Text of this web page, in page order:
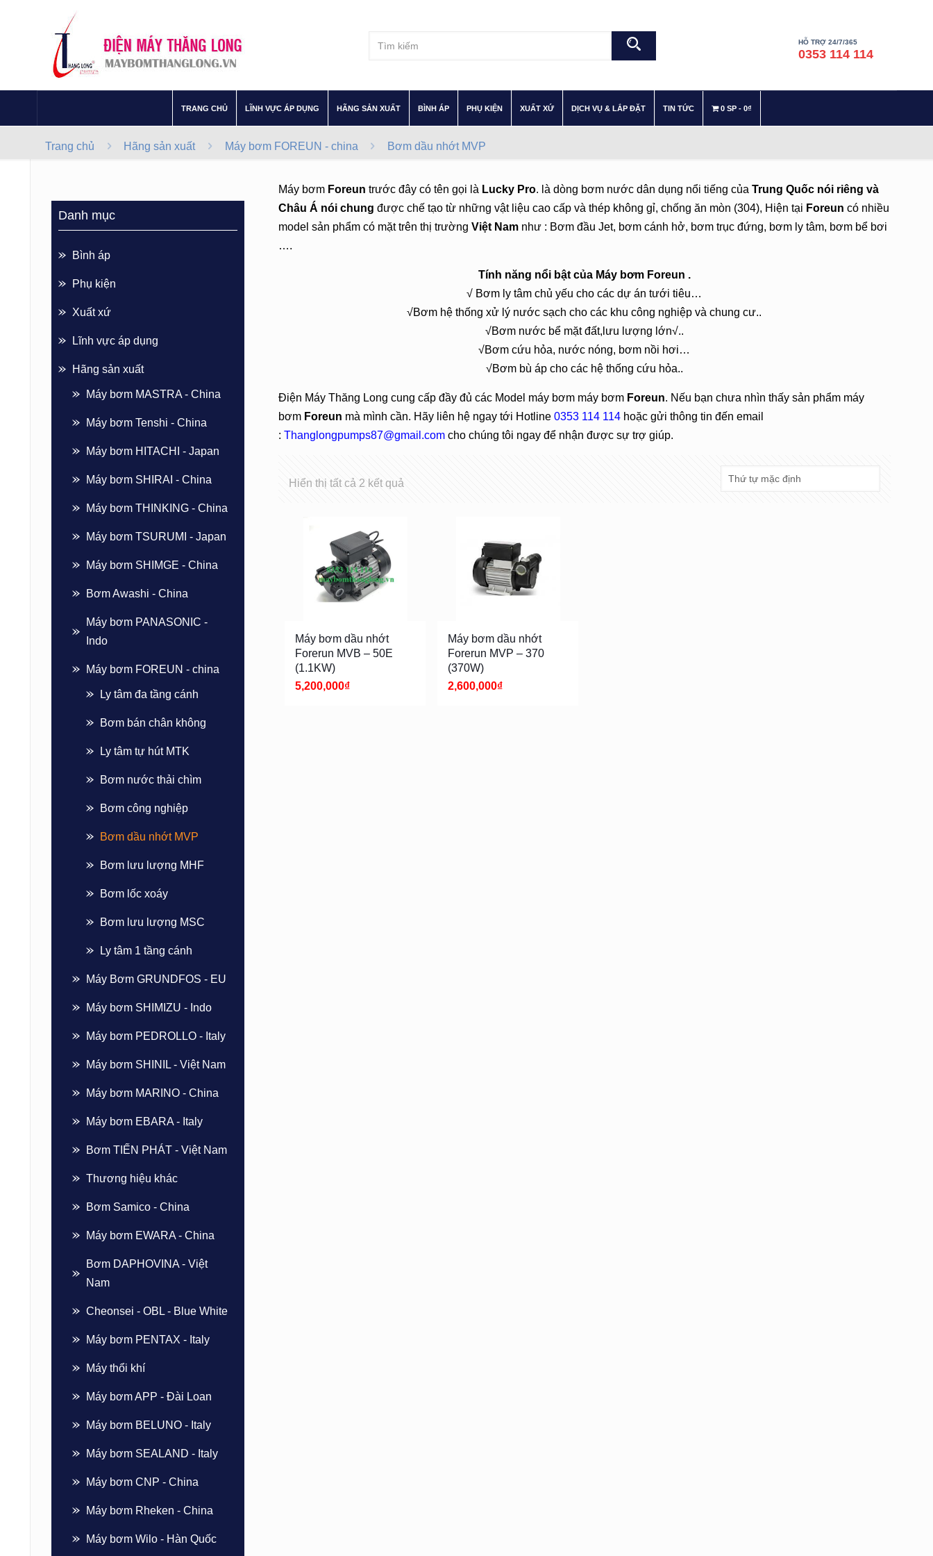
HỖ TRỢ 24/7/365
0353 114 114
TRANG CHỦ LĨNH VỰC ÁP DỤNG HÃNG SẢN XUẤT BÌNH ÁP PHỤ KIỆN XUẤT XỨ– DỊCH VỤ & LẮP ĐẶT TIN TỨC 0 SP 0₫
Trang chủ Hãng sản xuất Máy bơm FOREUN - china Bơm dầu nhớt MVP
Máy bơm Foreun trước đây có tên gọi là Lucky Pro. là dòng bơm nước dân dụng nổi tiếng củaTrung Quốc nói riêng và
Châu Á nói chung được chế tạo từ những vật liệu cao cấp và thép không gỉ, chống ăn mòn (304), Hiện tại Foreun có nhiều
model sản phẩm có mặt trên thị trườngViệt Nam như : Bơm đầu Jet, bơm cánh hở, bơm trục đứng, bơm ly tâm, bơm bể bơi
….
Tính năng nổi bật của Máy bơm Foreun .
√ Bơm ly tâm chủ yếu cho các dự án tưới tiêu…
√Bơm hệ thống xử lý nước sạch cho các khu công nghiệp và chung cư..
√Bơm nước bể mặt đất,lưu lượng lớn√..
√Bơm cứu hỏa, nước nóng, bơm nồi hơi…
√Bơm bù áp cho các hệ thống cứu hỏa..
Điện Máy Thăng Long cung cấp đầy đủ các Model máy bơm máy bơm Foreun. Nếu bạn chưa nhìn thấy sản phẩm máy
bơm Foreun mà mình cần. Hãy liên hệ ngay tới Hotline0353 114 114 hoặc gửi thông tin đến email
:Thanglongpumps87@gmail.com cho chúng tôi ngay để nhận được sự trợ giúp.
Hiển thị tất cả 2 kết quả
Máy bơm dầu nhớt
Forerun MVB – 50E
(1.1KW)
5,200,000₫
Máy bơm dầu nhớt
Forerun MVP – 370
(370W)
2,600,000₫
Danh mục
Bình áp
Phụ kiện
Xuất xứ
Lĩnh vực áp dụng
Hãng sản xuất
Máy bơm MASTRA - China
Máy bơm Tenshi - China
Máy bơm HITACHI - Japan
Máy bơm SHIRAI - China
Máy bơm THINKING - China
Máy bơm TSURUMI - Japan
Máy bơm SHIMGE - China
Bơm Awashi - China
Máy bơm PANASONIC -
Indo
Máy bơm FOREUN - china
Ly tâm đa tầng cánh
Bơm bán chân không
Ly tâm tự hút MTK
Bơm nước thải chìm
Bơm công nghiệp
Bơm dầu nhớt MVP
Bơm lưu lượng MHF
Bơm lốc xoáy
Bơm lưu lượng MSC
Ly tâm 1 tầng cánh
Máy Bơm GRUNDFOS - EU
Máy bơm SHIMIZU - Indo
Máy bơm PEDROLLO - Italy
Máy bơm SHINIL - Việt Nam
Máy bơm MARINO - China
Máy bơm EBARA - Italy
Bơm TIẾN PHÁT - Việt Nam
Thương hiệu khác
Bơm Samico - China
Máy bơm EWARA - China
Bơm DAPHOVINA - Việt
Nam
Cheonsei - OBL - Blue White
Máy bơm PENTAX - Italy
Máy thổi khí
Máy bơm APP - Đài Loan
Máy bơm BELUNO - Italy
Máy bơm SEALAND - Italy
Máy bơm CNP - China
Máy bơm Rheken - China
Máy bơm Wilo - Hàn Quốc